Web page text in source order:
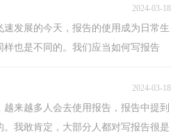
2024-03-18
发展的今天，报告的使用成为日常生
也是不同的。我们应当如何写报告
2024-03-18
来越多人会去使用报告，报告中提到
我敢肯定，大部分人都对写报告很是